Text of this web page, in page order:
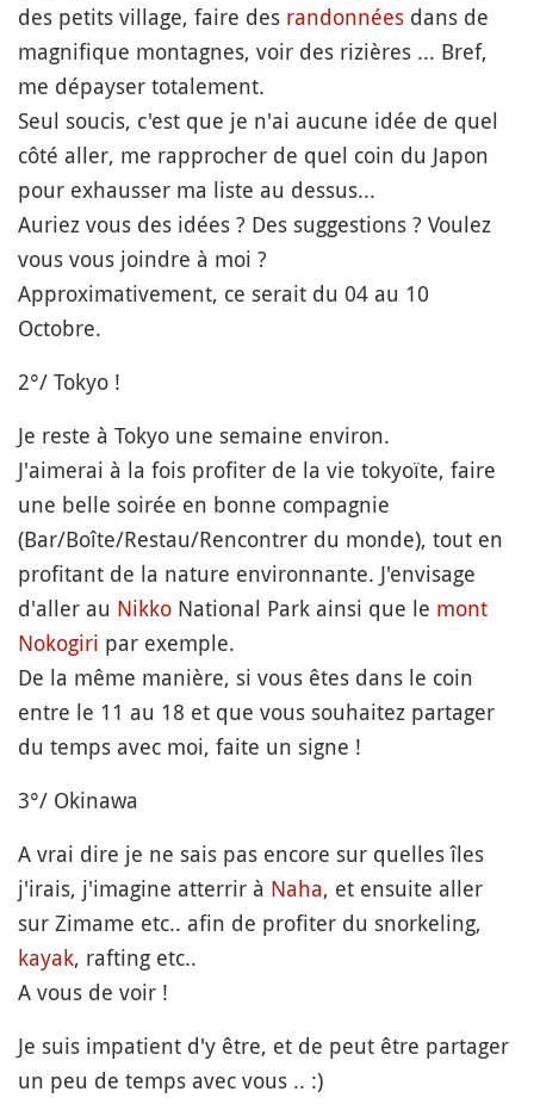
des petits village, faire des randonnées dans de
magnifique montagnes, voir des rizières ... Bref,
me dépayser totalement.
Seul soucis, c'est que je n'ai aucune idée de quel
côté aller, me rapprocher de quel coin du Japon
pour exhausser ma liste au dessus...
Auriez vous des idées ? Des suggestions ? Voulez
vous vous joindre à moi ?
Approximativement, ce serait du 04 au 10
Octobre.
2°/ Tokyo !
Je reste à Tokyo une semaine environ.
J'aimerai à la fois profiter de la vie tokyoïte, faire
une belle soirée en bonne compagnie
(Bar/Boîte/Restau/Rencontrer du monde), tout en
profitant de la nature environnante. J'envisage
d'aller au Nikko National Park ainsi que le mont
Nokogiri par exemple.
De la même manière, si vous êtes dans le coin
entre le 11 au 18 et que vous souhaitez partager
du temps avec moi, faite un signe !
3°/ Okinawa
A vrai dire je ne sais pas encore sur quelles îles
j'irais, j'imagine atterrir à Naha, et ensuite aller
sur Zimame etc.. afin de profiter du snorkeling,
kayak, rafting etc..
A vous de voir !
Je suis impatient d'y être, et de peut être partager
un peu de temps avec vous .. :)